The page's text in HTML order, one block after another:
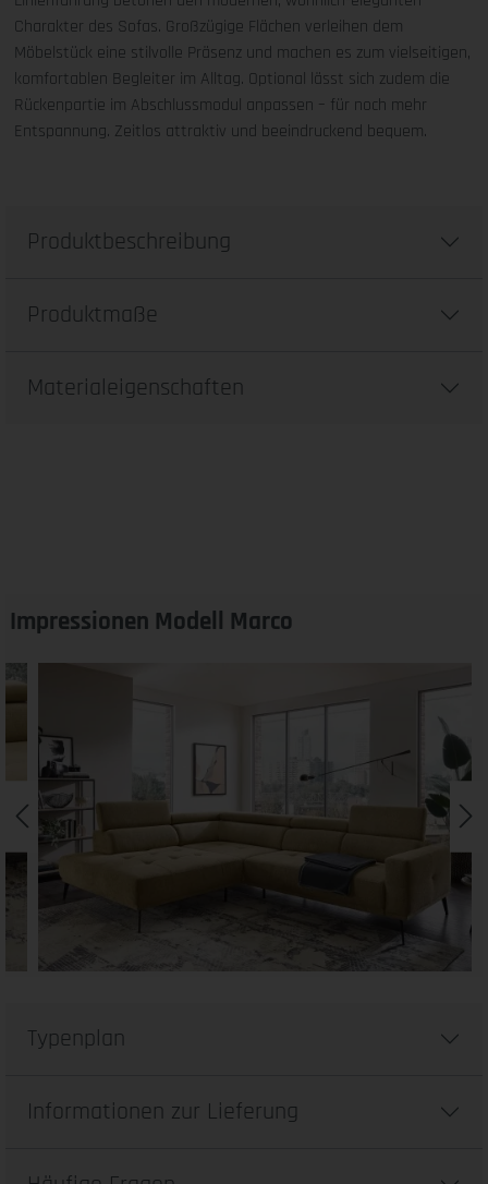
Charakter des Sofas. Großzügige Flächen verleihen dem
Möbelstück eine stilvolle Präsenz und machen es zum vielseitigen,
komfortablen Begleiter im Alltag. Optional lässt sich zudem die
Rückenpartie im Abschlussmodul anpassen – für noch mehr
Entspannung. Zeitlos attraktiv und beeindruckend bequem.
Produktbeschreibung
Produktmaße
Materialeigenschaften
Impressionen Modell Marco
Typenplan
Informationen zur Lieferung